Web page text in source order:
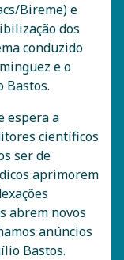
Bireme) e
dos
conduzido
e o
Bastos.
espera a
científicos
ser de
aprimorem
abrem novos
anúncios
Bastos.